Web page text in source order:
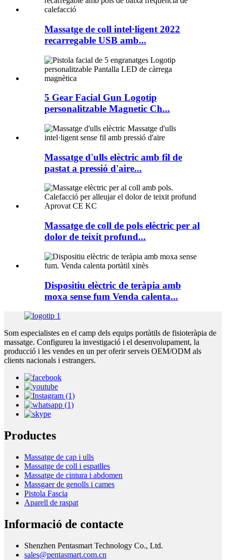
Massatge de coll intel·ligent 2022
recarregable USB amb...
5 Gear Facial Gun Logotip
personalitzable Magnetic Ch...
Massatge d'ulls elèctric amb fil de
pastat a pressió d'aire...
Massatge de coll de pols elèctric per al
dolor de teixit profund...
Dispositiu elèctric de teràpia amb
moxa sense fum Venda calenta...
Som especialistes en el camp dels equips portàtils de fisioteràpia de
massatge. Configureu la investigació i el desenvolupament, la
producció i les vendes en un per oferir serveis OEM/ODM als
clients nacionals i estrangers.
Productes
Massatge de cap i ulls
Massatge de coll i espatlles
Massatge de cintura i abdomen
Massgaer de genolls i cames
Pistola Fascia
Aparell de raspat
Informació de contacte
Shenzhen Pentasmart Technology Co., Ltd.
sales@pentasmart.com.cn